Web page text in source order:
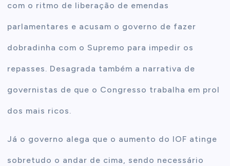
com o ritmo de liberação de emendas
parlamentares e acusam o governo de fazer
dobradinha com o Supremo para impedir os
repasses. Desagrada também a narrativa de
governistas de que o Congresso trabalha em prol
dos mais ricos.
Já o governo alega que o aumento do IOF atinge
sobretudo o andar de cima, sendo necessário